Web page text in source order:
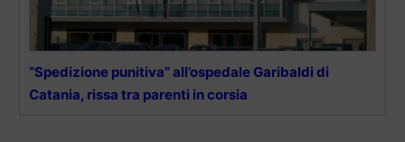
“Spedizione punitiva” all’ospedale Garibaldi di
Catania, rissa tra parenti in corsia